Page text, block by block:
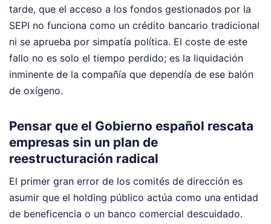
tarde, que el acceso a los fondos gestionados por la
SEPI no funciona como un crédito bancario tradicional
ni se aprueba por simpatía política. El coste de este
fallo no es solo el tiempo perdido; es la liquidación
inminente de la compañía que dependía de ese balón
de oxígeno.
Pensar que el Gobierno español rescata
empresas sin un plan de
reestructuración radical
El primer gran error de los comités de dirección es
asumir que el holding público actúa como una entidad
de beneficencia o un banco comercial descuidado.